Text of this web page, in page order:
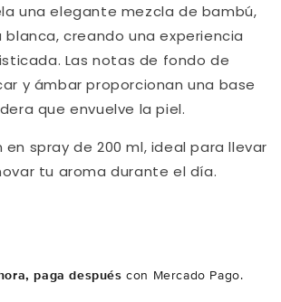
una elegante mezcla de bambú,
blanca, creando una experiencia
Las notas de fondo de
y ámbar proporcionan una base
que envuelve la piel.
en spray de 200 ml, ideal para llevar
tu aroma durante el día.
paga después con Mercado Pago.